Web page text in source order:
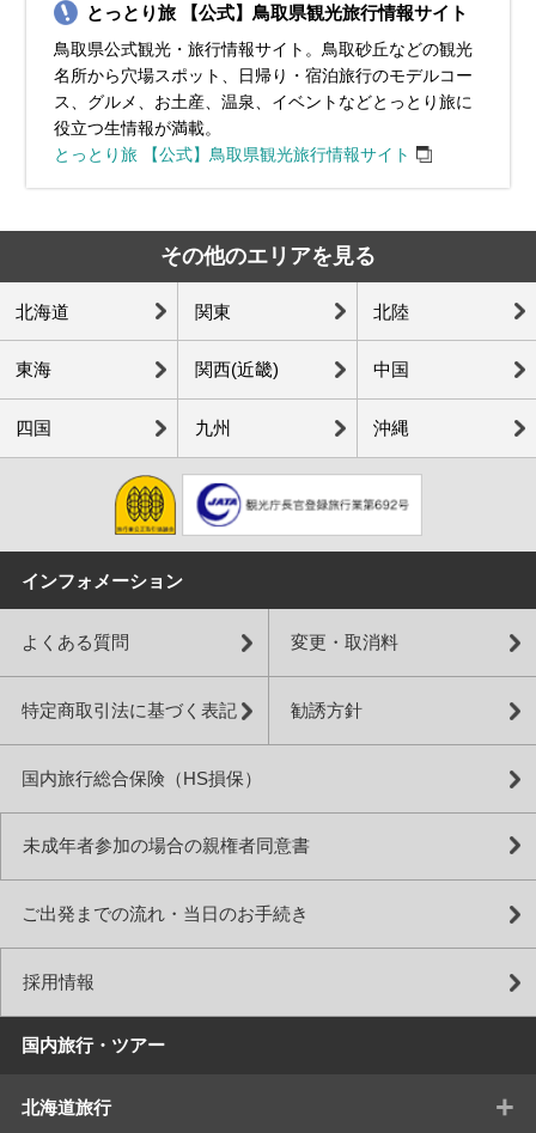
とっとり旅 【公式】鳥取県観光旅行情報サイト
鳥取県公式観光・旅行情報サイト。鳥取砂丘などの観光
名所から穴場スポット、日帰り・宿泊旅行のモデルコー
ス、グルメ、お土産、温泉、イベントなどとっとり旅に
役立つ生情報が満載。
とっとり旅 【公式】鳥取県観光旅行情報サイト
その他のエリアを見る
北海道 関東 北陸
東海 関西(近畿) 中国
四国 九州 沖縄
インフォメーション
よくある質問 変更・取消料
特定商取引法に基づく表記 勧誘方針
国内旅行総合保険（HS損保）
未成年者参加の場合の親権者同意書
ご出発までの流れ・当日のお手続き
採用情報
国内旅行・ツアー
北海道旅行 +